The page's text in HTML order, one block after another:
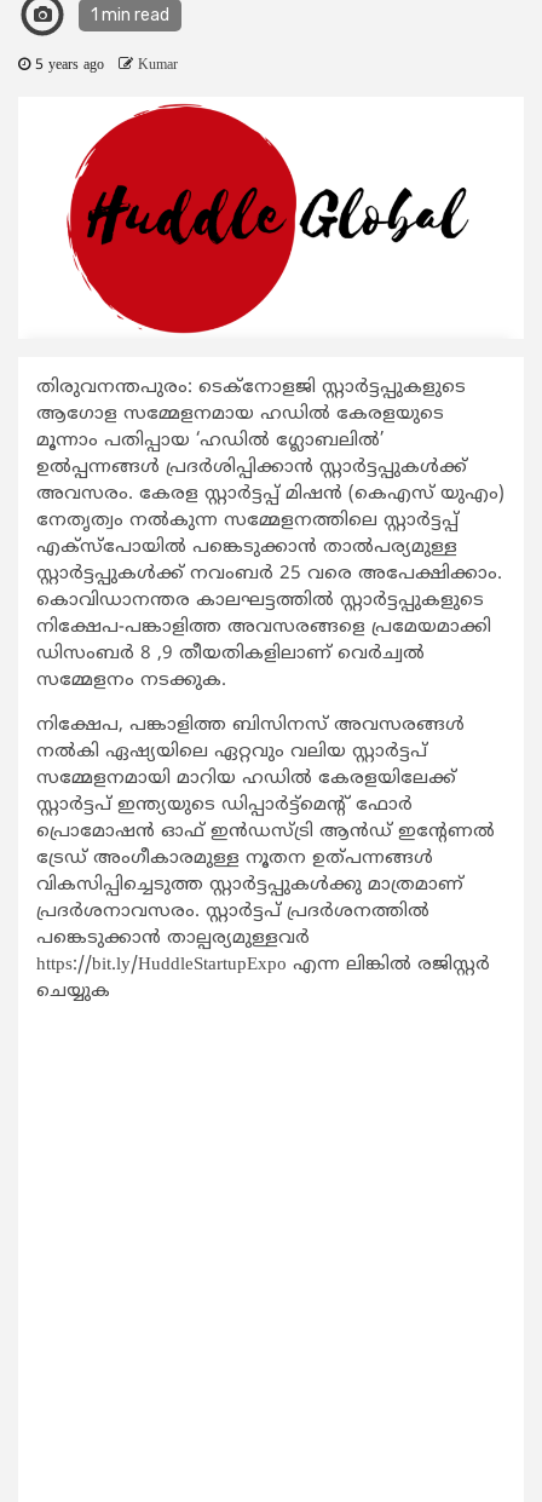
1 min read
5 years ago Kumar
തിരുവനന്തപുരം: ടെക്നോളജി സ്റ്റാര്‍ട്ടപ്പുകളുടെ
ആഗോള സമ്മേളനമായ ഹഡില്‍ കേരളയുടെ
മൂന്നാം പതിപ്പായ ‘ഹഡില്‍ ഗ്ലോബലില്‍’
ഉല്‍പ്പന്നങ്ങള്‍ പ്രദര്‍ശിപ്പിക്കാന്‍ സ്റ്റാര്‍ട്ടപ്പുകള്‍ക്ക്
അവസരം. കേരള സ്റ്റാര്‍ട്ടപ്പ് മിഷന്‍ (കെഎസ് യുഎം)
നേതൃത്വം നല്‍കുന്ന സമ്മേളനത്തിലെ സ്റ്റാര്‍ട്ടപ്പ്
എക്സ്പോയില്‍ പങ്കെടുക്കാന്‍ താല്‍പര്യമുള്ള
സ്റ്റാര്‍ട്ടപ്പുകള്‍ക്ക് നവംബര്‍ 25 വരെ അപേക്ഷിക്കാം.
കൊവിഡാനന്തര കാലഘട്ടത്തില്‍ സ്റ്റാര്‍ട്ടപ്പുകളുടെ
നിക്ഷേപ-പങ്കാളിത്ത അവസരങ്ങളെ പ്രമേയമാക്കി
ഡിസംബര്‍ 8 ,9 തീയതികളിലാണ് വെര്‍ച്വല്‍
സമ്മേളനം നടക്കുക.
നിക്ഷേപ, പങ്കാളിത്ത ബിസിനസ് അവസരങ്ങള്‍
നല്‍കി ഏഷ്യയിലെ ഏറ്റവും വലിയ സ്റ്റാര്‍ട്ടപ്
സമ്മേളനമായി മാറിയ ഹഡില്‍ കേരളയിലേക്ക്
സ്റ്റാര്‍ട്ടപ് ഇന്ത്യയുടെ ഡിപ്പാര്‍ട്ട്മെന്‍റ് ഫോര്‍
പ്രൊമോഷന്‍ ഓഫ് ഇന്‍ഡസ്ട്രി ആന്‍ഡ് ഇന്‍റേണല്‍
ട്രേഡ് അംഗീകാരമുള്ള നൂതന ഉത്പന്നങ്ങള്‍
വികസിപ്പിച്ചെടുത്ത സ്റ്റാര്‍ട്ടപ്പുകള്‍ക്കു മാത്രമാണ്
പ്രദര്‍ശനാവസരം. സ്റ്റാര്‍ട്ടപ് പ്രദര്‍ശനത്തില്‍
പങ്കെടുക്കാന്‍ താല്പര്യമുള്ളവര്‍
https://bit.ly/HuddleStartupExpo എന്ന ലിങ്കില്‍ രജിസ്റ്റര്‍
ചെയ്യുക